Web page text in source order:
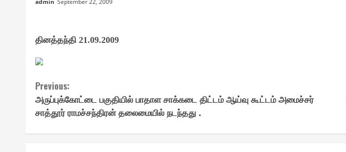
admin September 22, 2009
தினத்தந்தி 21.09.2009
Continue
Reading
Previous:
அருப்புக்கோட்டை பகுதியில் பாதாள சாக்கடை திட்டம் ஆய்வு கூட்டம் அமைச்சர்
சாத்தூர் ராமச்சந்திரன் தலைமையில் நடந்தது .